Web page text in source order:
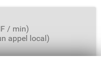
/ min)
appel local)